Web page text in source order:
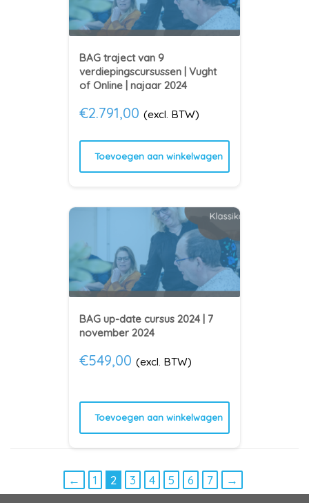
BAG traject van 9
verdiepingscursussen | Vught
of Online | najaar 2024
€2.791,00 (excl. BTW)
Toevoegen aan winkelwagen
BAG up-date cursus 2024 | 7
november 2024
€549,00 (excl. BTW)
Toevoegen aan winkelwagen
← 1 2 3 4 5 6 7 →